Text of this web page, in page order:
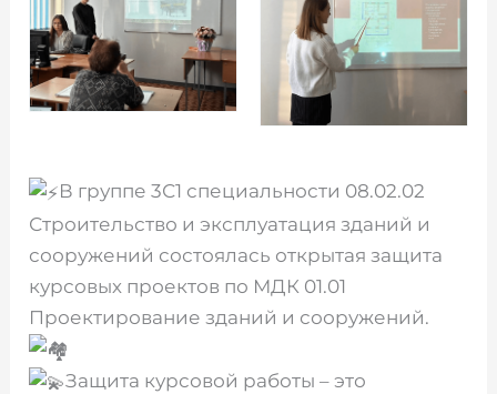
В группе 3С1 специальности 08.02.02
Строительство и эксплуатация зданий и
сооружений состоялась открытая защита
курсовых проектов по МДК 01.01
Проектирование зданий и сооружений.
Защита курсовой работы – это